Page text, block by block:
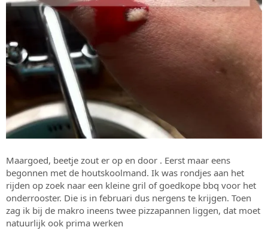
Maargoed, beetje zout er op en door . Eerst maar eens
begonnen met de houtskoolmand. Ik was rondjes aan het
rijden op zoek naar een kleine gril of goedkope bbq voor het
onderrooster. Die is in februari dus nergens te krijgen. Toen
zag ik bij de makro ineens twee pizzapannen liggen, dat moet
natuurlijk ook prima werken